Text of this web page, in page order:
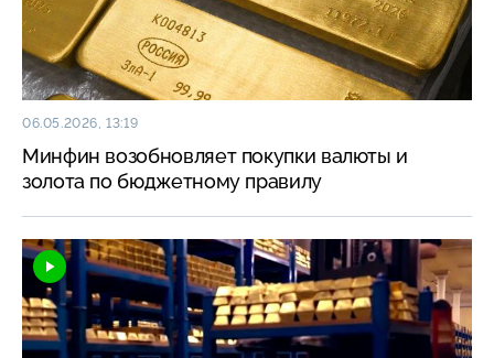
06.05.2026, 13:19
Минфин возобновляет покупки валюты и
золота по бюджетному правилу